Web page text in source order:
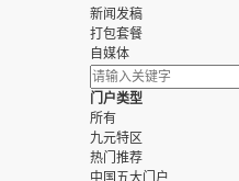
新闻发稿
打包套餐
自媒体
门户类型
所有
九元特区
热门推荐
中国五大门户